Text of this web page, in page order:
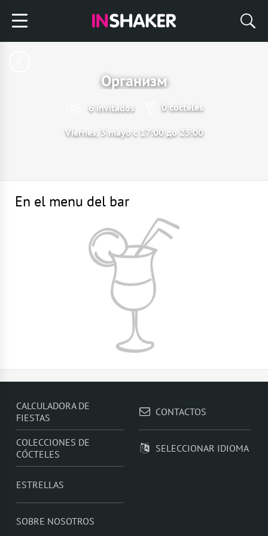
Организм
6 invitados 0 cócteles
Viernes, 3 mayo с 17:00 до 23:00
En el menu del bar
CALCULADORA DE
FIESTAS
COLECCIONES DE
CÓCTELES
ESTRELLAS
SOBRE NOSOTROS
CONTACTOS
SELECCIONAR IDIOMA